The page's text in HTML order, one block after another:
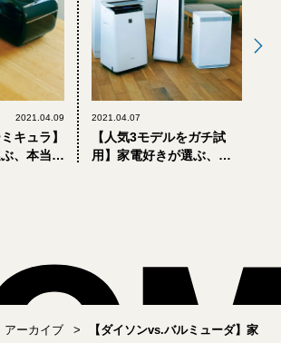
2021.04.09
キュラ】
、本当に
2021.04.07
【人気3モデルをガチ試
用】家電好きが選ぶ、本
アーカイブ
【ダイソンvs.バルミューダ】家